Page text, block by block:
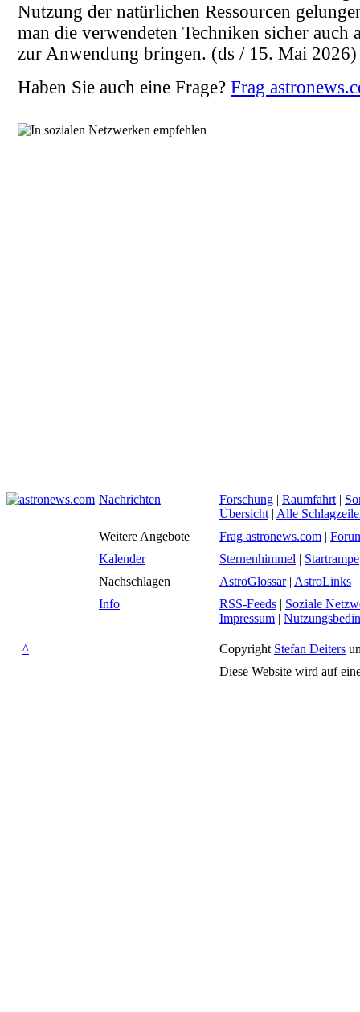
Nutzung der natürlichen Ressourcen
man die verwendeten Techniken sicher auch
zur Anwendung bringen. (ds / 15. Mai 2026)
Haben Sie auch eine Frage? Frag
Nachrichten Forschung | Raumfahrt |
Übersicht | Alle
Weitere Angebote
Frag astronews.com |
Kalender
Sternenhimmel | Startrampe
Nachschlagen
AstroGlossar| AstroLinks
Info
RSS-Feeds | Soziale
Impressum |
^ Copyright Stefan Deiters
Diese Website wird auf